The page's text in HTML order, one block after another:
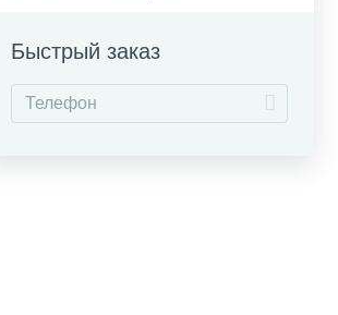
Быстрый заказ